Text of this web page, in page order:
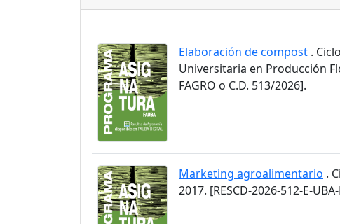
Elaboración de compost .
Universitaria en Producción
FAGRO o C.D. 513/2026].
Marketing agroalimentario .
2017. [RESCD-2026-512-E-